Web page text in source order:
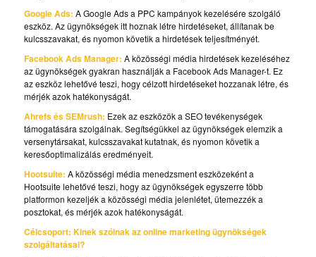
Google Ads: A Google Ads a PPC kampányok kezelésére szolgáló
eszköz. Az ügynökségek itt hoznak létre hirdetéseket, állítanak be
kulcsszavakat, és nyomon követik a hirdetések teljesítményét.
Facebook Ads Manager: A közösségi média hirdetések kezeléséhez
az ügynökségek gyakran használják a Facebook Ads Manager-t. Ez
az eszköz lehetővé teszi, hogy célzott hirdetéseket hozzanak létre, és
mérjék azok hatékonyságát.
Ahrefs és SEMrush: Ezek az eszközök a SEO tevékenységek
támogatására szolgálnak. Segítségükkel az ügynökségek elemzik a
versenytársakat, kulcsszavakat kutatnak, és nyomon követik a
keresőoptimalizálás eredményeit.
Hootsuite: A közösségi média menedzsment eszközeként a
Hootsuite lehetővé teszi, hogy az ügynökségek egyszerre több
platformon kezeljék a közösségi média jelenlétet, ütemezzék a
posztokat, és mérjék azok hatékonyságát.
Célcsoport: Kinek szólnak az online marketing ügynökségek
szolgáltatásai?